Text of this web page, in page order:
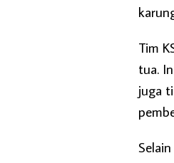
Tim
tua.
juga